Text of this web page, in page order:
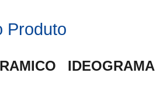
Produto
IDEOGRAMA